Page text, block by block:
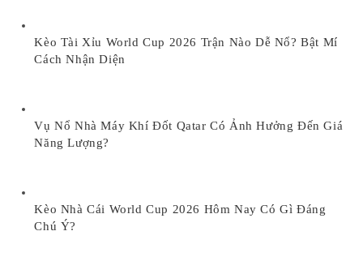
Kèo Tài Xỉu World Cup 2026 Trận Nào Dễ Nổ? Bật Mí
Cách Nhận Diện
Vụ Nổ Nhà Máy Khí Đốt Qatar Có Ảnh Hưởng Đến Giá
Năng Lượng?
Kèo Nhà Cái World Cup 2026 Hôm Nay Có Gì Đáng
Chú Ý?